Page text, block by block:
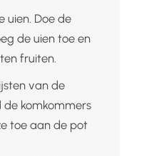
uien. Doe de
de uien toe en
fruiten.
van de
de komkommers
toe aan de pot